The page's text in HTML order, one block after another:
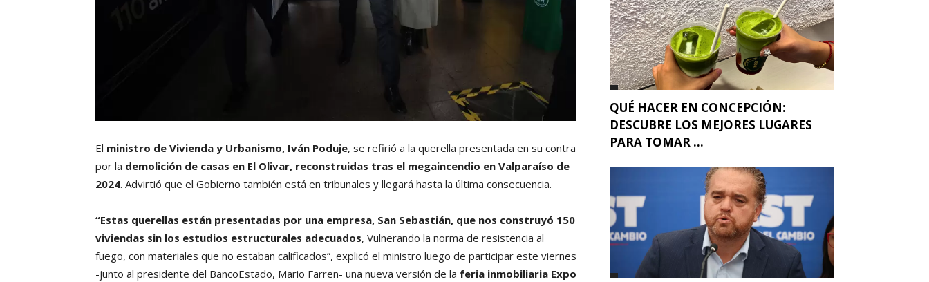
El ministro de Vivienda y Urbanismo, Iván Poduje, se refirió a la querella presentada en su contra
por la demolición de casas en El Olivar, reconstruidas tras el megaincendio en Valparaíso de
2024. Advirtió que el Gobierno también está en tribunales y llegará hasta la última consecuencia.
“Estas querellas están presentadas por una empresa, San Sebastián, que nos construyó 150
viviendas sin los estudios estructurales adecuados, Vulnerando la norma de resistencia al
fuego, con materiales que no estaban calificados”, explicó el ministro luego de participar este viernes
-junto al presidente del BancoEstado, Mario Farren- una nueva versión de la feria inmobiliaria Expo
QUÉ HACER EN CONCEPCIÓN:
DESCUBRE LOS MEJORES LUGARES
PARA TOMAR ...